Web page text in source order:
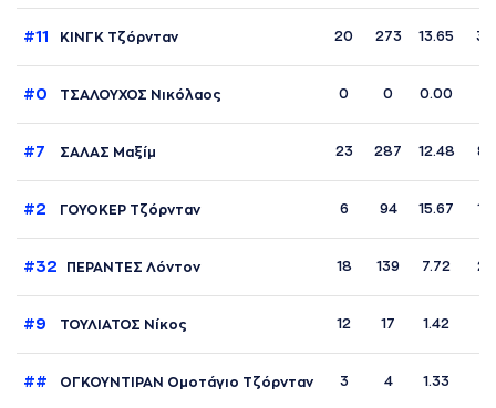
#11 ΚΙΝΓΚ Τζόρνταν 20 273 13.65 35
#0 ΤΣΑΛΟΥΧΟΣ Νικόλαος 0 0 0.00
#7 ΣΑΛΑΣ Μαξίμ 23 287 12.48 81
#2 ΓΟΥΟΚΕΡ Τζόρνταν 6 94 15.67
#32 ΠΕΡΑΝΤΕΣ Λόντον 18 139 7.72
#9 ΤΟΥΛΙΑΤΟΣ Νίκος 12 17 1.42
## ΟΓΚΟΥΝΤΙΡΑΝ Ομοτάγιο Τζόρνταν 3 4 1.33